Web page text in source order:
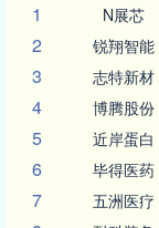
1
N展芯
2 锐翔智能
3 志特新材
4 博腾股份
5 近岸蛋白
6 毕得医药
7 五洲医疗